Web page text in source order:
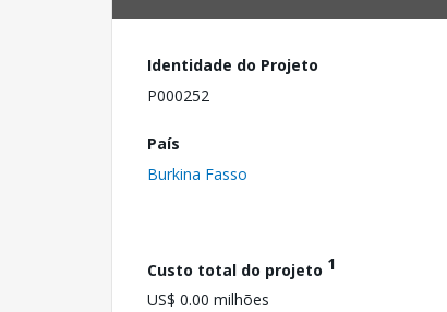
Identidade do Projeto
P000252
País
Burkina Fasso
Custo total do projeto 1
US$ 0.00 milhões